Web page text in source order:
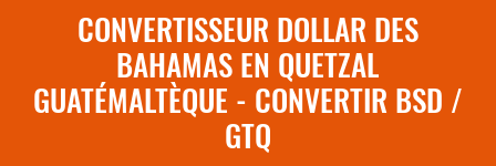
CONVERTISSEUR DOLLAR DES
BAHAMAS EN QUETZAL
GUATÉMALTÈQUE - CONVERTIR BSD /
GTQ